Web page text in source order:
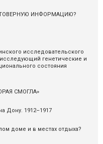
ИНФОРМАЦИЮ?
исследовательского
генетические и
состояния
СМОГЛА»
Дону. 1912–1917
доме и в местах отдыха?